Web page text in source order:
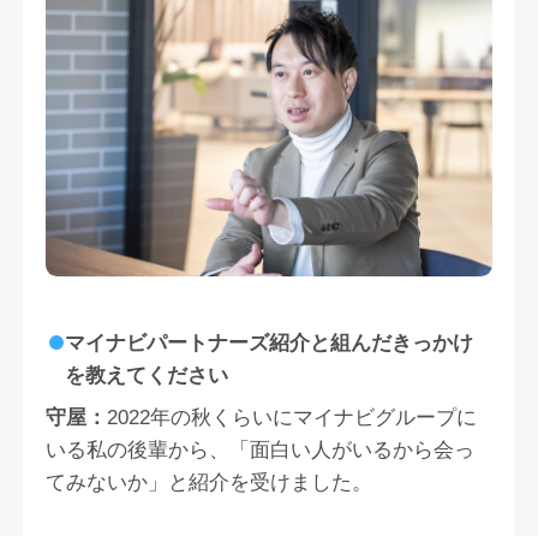
マイナビパートナーズ紹介と組んだきっかけ
を教えてください
守屋：2022年の秋くらいにマイナビグループに
いる私の後輩から、「面白い人がいるから会っ
てみないか」と紹介を受けました。